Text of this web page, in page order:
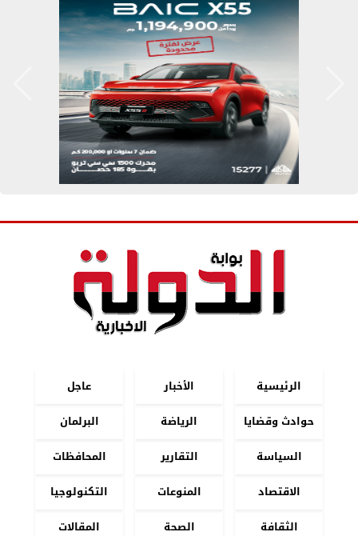
الرئيسية الأخبار
عاجل
حوادث وقضايا
الرياضة
البرلمان
السياسة
التقارير
المحافظات
الاقتصاد
المنوعات
التكنولوجيا
الثقافة
الصحة المقالات